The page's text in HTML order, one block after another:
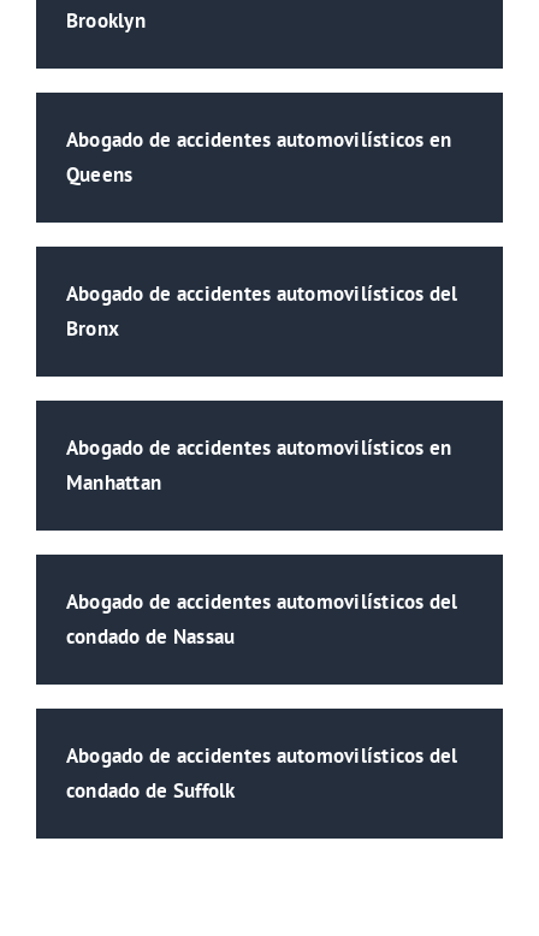
Brooklyn
Abogado de accidentes automovilísticos en
Queens
Abogado de accidentes automovilísticos del
Bronx
Abogado de accidentes automovilísticos en
Manhattan
Abogado de accidentes automovilísticos del
condado de Nassau
Abogado de accidentes automovilísticos del
condado de Suffolk